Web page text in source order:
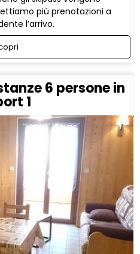
più prenotazioni a
l’arrivo.
6 persone in
1